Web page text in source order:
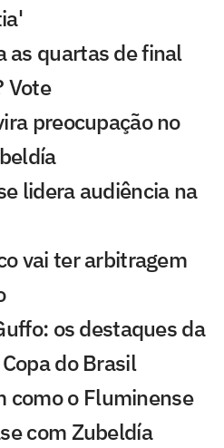
as quartas de final
Vote
preocupação no
lidera audiência na
vai ter arbitragem
os destaques da
do Brasil
como o Fluminense
com Zubeldía